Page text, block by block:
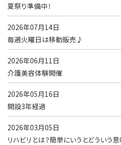
夏祭り準備中！
2026年07月14日
毎週火曜日は移動販売♪
2026年06月11日
介護美容体験開催
2026年05月16日
開設3年経過
2026年03月05日
リハビリとは？簡単にいうとどういう